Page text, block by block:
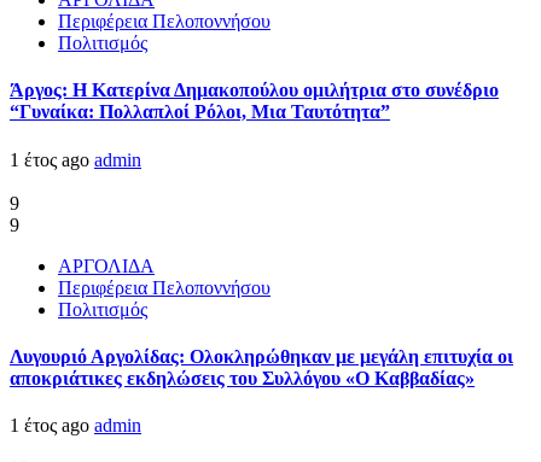
Περιφέρεια Πελοποννήσου
Πολιτισμός
Άργος: Η Κατερίνα Δημακοπούλου ομιλήτρια στο συνέδριο
“Γυναίκα: Πολλαπλοί Ρόλοι, Μια Ταυτότητα”
1 έτος ago admin
9
9
ΑΡΓΟΛΙΔΑ
Περιφέρεια Πελοποννήσου
Πολιτισμός
Λυγουριό Αργολίδας: Ολοκληρώθηκαν με μεγάλη επιτυχία οι
αποκριάτικες εκδηλώσεις του Συλλόγου «Ο Καββαδίας»
1 έτος ago admin